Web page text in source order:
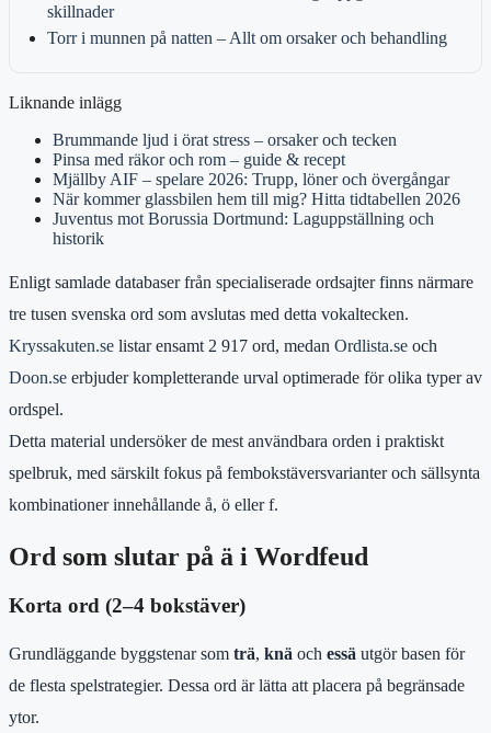
skillnader
Torr i munnen på natten – Allt om orsaker och behandling
Liknande inlägg
Brummande ljud i örat stress – orsaker och tecken
Pinsa med räkor och rom – guide & recept
Mjällby AIF – spelare 2026: Trupp, löner och övergångar
När kommer glassbilen hem till mig? Hitta tidtabellen 2026
Juventus mot Borussia Dortmund: Laguppställning och
historik
Enligt samlade databaser från specialiserade ordsajter finns närmare
tre tusen svenska ord som avslutas med detta vokaltecken.
Kryssakuten.se listar ensamt 2 917 ord, medan Ordlista.se och
Doon.se erbjuder kompletterande urval optimerade för olika typer av
ordspel.
Detta material undersöker de mest användbara orden i praktiskt
spelbruk, med särskilt fokus på fembokstäversvarianter och sällsynta
kombinationer innehållande å, ö eller f.
Ord som slutar på ä i Wordfeud
Korta ord (2–4 bokstäver)
Grundläggande byggstenar som trä, knä och essä utgör basen för
de flesta spelstrategier. Dessa ord är lätta att placera på begränsade
ytor.